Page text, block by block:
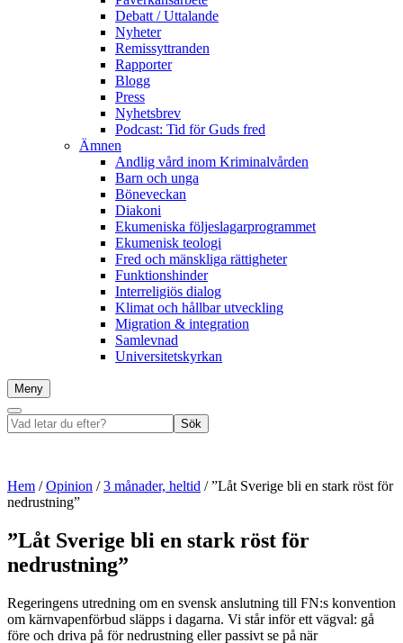
Debatt / Uttalande
Nyheter
Remissyttranden
Rapporter
Blogg
Press
Nyhetsbrev
Podcast: Tid för Guds fred
Ämnen
Andlig vård inom Kriminalvården
Barn och unga
Böneveckan
Diakoni
Ekumeniska följeslagarprogrammet
Ekumenisk teologi
Fred och mänskliga rättigheter
Funktionshinder
Interreligiös dialog
Klimat och hållbar utveckling
Migration & integration
Samlevnad
Universitetskyrkan
Meny
Sök
Vad
letar
Sök
Hem /Opinion /3 månader, heltid /”Låt Sverige bli en stark röst för
nedrustning”
”Låt Sverige bli en stark röst för
nedrustning”
Regeringens utredning om en svensk anslutning till FN:s konvention
om kärnvapenförbud släpps i dagarna. Vi står inför ett vägval: gå
före och driva på för nedrustning eller passivt se på när